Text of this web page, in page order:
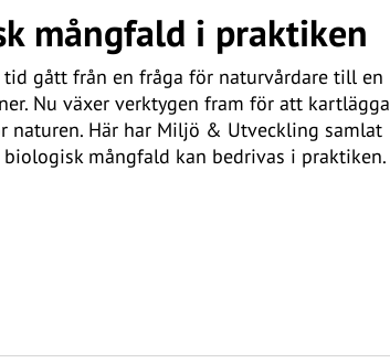
mångfald i praktiken
gått från en fråga för naturvårdare till en
Nu växer verktygen fram för att kartlägga
naturen. Här har Miljö & Utveckling samlat
mångfald kan bedrivas i praktiken.